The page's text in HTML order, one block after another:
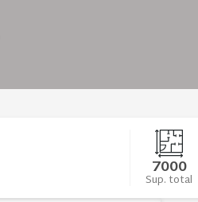
7000
Sup. total